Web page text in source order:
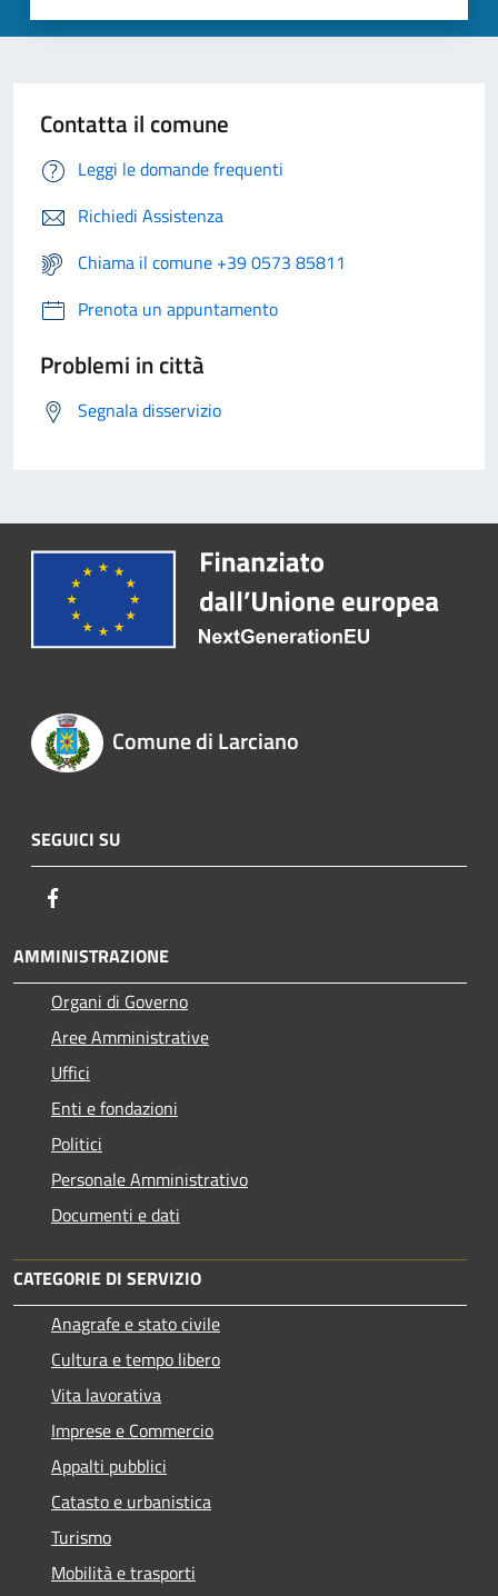
Contatta il comune
Leggi le domande frequenti
Richiedi Assistenza
Chiama il comune +39 0573 85811
Prenota un appuntamento
Problemi in città
Segnala disservizio
Comune di Larciano
SEGUICI SU
AMMINISTRAZIONE
Organi di Governo
Aree Amministrative
Uffici
Enti e fondazioni
Politici
Personale Amministrativo
Documenti e dati
CATEGORIE DI SERVIZIO
Anagrafe e stato civile
Cultura e tempo libero
Vita lavorativa
Imprese e Commercio
Appalti pubblici
Catasto e urbanistica
Turismo
Mobilità e trasporti